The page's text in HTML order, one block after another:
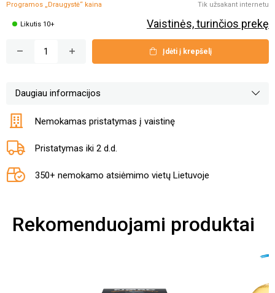
Programos „Draugystė“ kaina Tik užsakant internetu
Likutis 10+ Vaistinės, turinčios prekę
Įdėti į krepšelį
Daugiau informacijos
Nemokamas pristatymas į vaistinę
Pristatymas iki 2 d.d.
350+ nemokamo atsiėmimo vietų Lietuvoje
Rekomenduojami produktai